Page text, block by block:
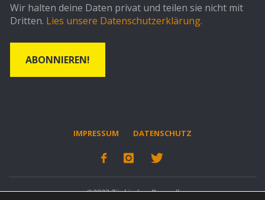
Wir halten deine Daten privat und teilen sie nicht mit
Dritten. Lies unsere Datenschutzerklärung.
IMPRESSUM DATENSCHUTZ
©2022 Zänkisches Bergvolk